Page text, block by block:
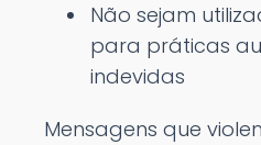
Não sejam
para práticas
indevidas
Mensagens que